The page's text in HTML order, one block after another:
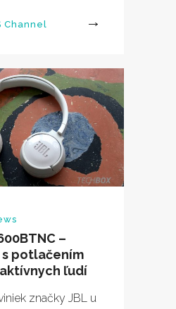
Channel
More
–
potlačením
ľudí
značky JBL u